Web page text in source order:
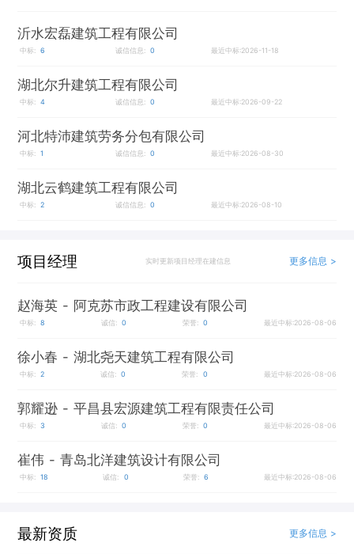
沂水宏磊建筑工程有限公司
中标: 6 诚信信息: 0 最近中标:2026-11-18
湖北尔升建筑工程有限公司
中标: 4 诚信信息: 0 最近中标:2026-09-22
河北特沛建筑劳务分包有限公司
中标: 1 诚信信息: 0 最近中标:2026-08-30
湖北云鹤建筑工程有限公司
中标: 2 诚信信息: 0 最近中标:2026-08-10
项目经理 实时更新项目经理在建信息 更多信息 >
赵海英 - 阿克苏市政工程建设有限公司
中标: 8 诚信: 0 荣誉: 0 最近中标:2026-08-06
徐小春 - 湖北尧天建筑工程有限公司
中标: 2 诚信: 0 荣誉: 0 最近中标:2026-08-06
郭耀逊 - 平昌县宏源建筑工程有限责任公司
中标: 3 诚信: 0 荣誉: 0 最近中标:2026-08-06
崔伟 - 青岛北洋建筑设计有限公司
中标: 18 诚信: 0 荣誉: 6 最近中标:2026-08-06
最新资质 更多信息 >